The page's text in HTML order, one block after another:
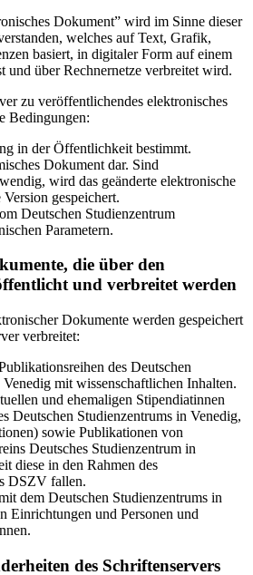
Dokument” wird im Sinne dieser
welches auf Text, Grafik,
basiert, in digitaler Form auf einem
und über Rechnernetze verbreitet wird.
zu veröffentlichendes elektronisches
Bedingungen:
in der Öffentlichkeit bestimmt.
Dokument dar. Sind
wird das geänderte elektronische
gespeichert.
Deutschen Studienzentrum
Parametern.
die über den
und verbreitet werden
Dokumente werden gespeichert
verbreitet:
des Deutschen
mit wissenschaftlichen Inhalten.
und ehemaligen Stipendiatinnen
Deutschen Studienzentrums in Venedig,
sowie Publikationen von
Deutsches Studienzentrum in
diese in den Rahmen des
DSZV fallen.
dem Deutschen Studienzentrums in
Einrichtungen und Personen und
des Schriftenservers